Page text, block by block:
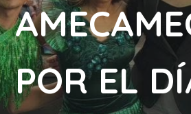
POR EL